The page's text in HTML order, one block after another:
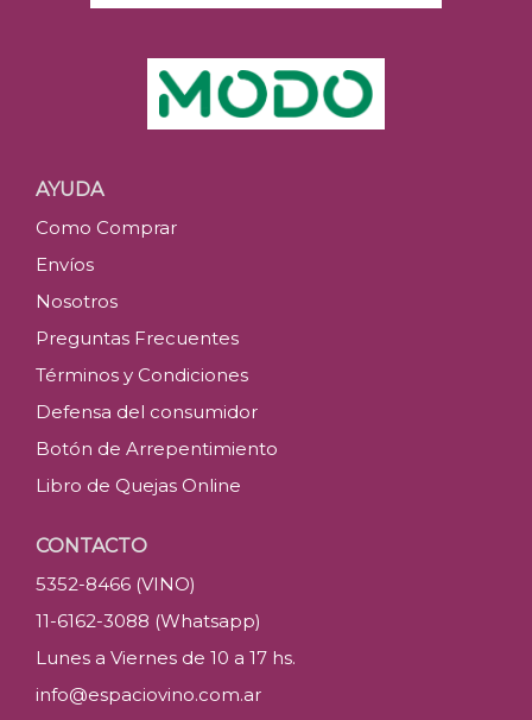
AYUDA
Como Comprar
Envíos
Nosotros
Preguntas Frecuentes
Términos y Condiciones
Defensa del consumidor
Botón de Arrepentimiento
Libro de Quejas Online
CONTACTO
5352-8466 (VINO)
11-6162-3088 (Whatsapp)
Lunes a Viernes de 10 a 17 hs.
info@espaciovino.com.ar